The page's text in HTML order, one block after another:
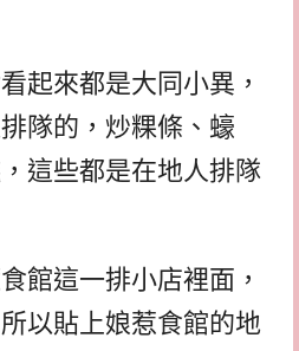
起來都是大同小異，
隊的，炒粿條、蠔
這些都是在地人排隊
館這一排小店裡面，
以貼上娘惹食館的地